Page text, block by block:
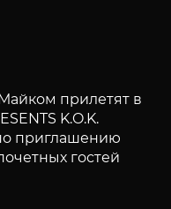
прилетят в
K.O.K.
по приглашению
гостей